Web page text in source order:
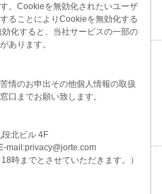
。Cookieを無効化されたいユーザ
ることによりCookieを無効化する
化すると、当社サービスの一部の
あります。
情のお申出その他個人情報の取扱
口までお願い致します。
北ビル 4F
mail:privacy@jorte.com
時までとさせていただきます。）